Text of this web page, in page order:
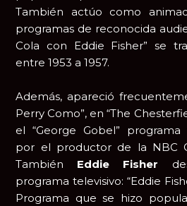
También actúo como
programas de reconocida
Cola con Eddie Fisher” se
entre 1953 a 1957.
Además, apareció
Perry Como”, en “The
el “George Gobel”
por el productor de la NBC
También Eddie Fisher
programa televisivo: “Eddie
Programa que se hizo